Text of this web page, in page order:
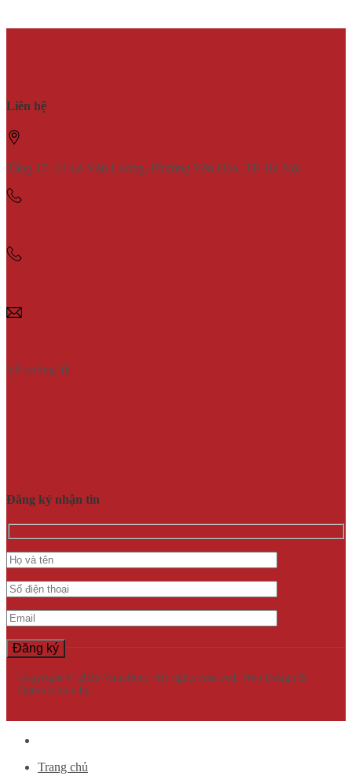
Liên hệ
Tầng 17, 63 Lê Văn Lương, Phường Yên Hòa, TP. Hà Nội
Về chúng tôi
Đăng ký nhận tin
Copyright © 2026 Vimaflour. All rights reserved. Web Design &
Optimization by
Trang chủ